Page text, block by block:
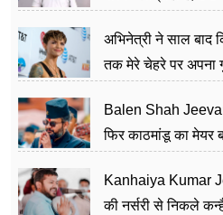
अभिनेत्री ने साल बाद
तक मेरे चेहरे पर अपना
Balen Shah
फिर काठमांडू का मेयर
Kanhaiya Kumar
की नर्सरी से निकले